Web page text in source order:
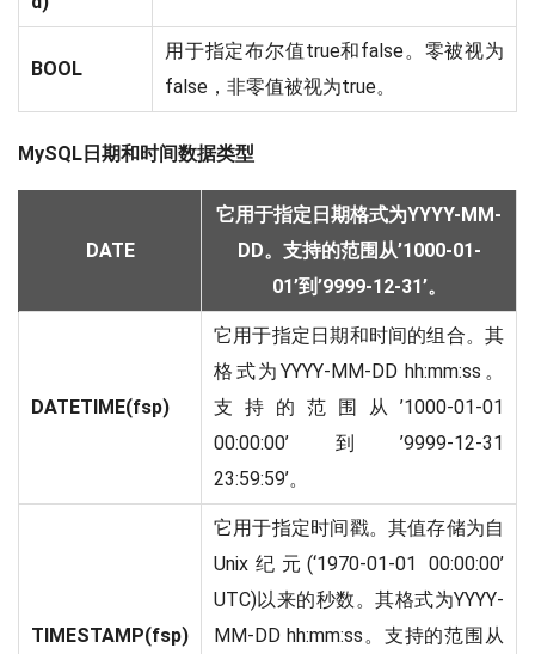
BOOL
用于指定布尔值true和false。零被视为
false，非零值被视为true。
MySQL日期和时间数据类型
DATE
它用于指定日期格式为YYYY-MM-
DD。支持的范围从’1000-01-
01’到’9999-12-31’。
DATETIME(fsp)
它用于指定日期和时间的组合。其
格式为YYYY-MM-DD hh:mm:ss。
支持的范围从’1000-01-01
00:00:00’到’9999-12-31
23:59:59’。
TIMESTAMP(fsp)
它用于指定时间戳。其值存储为自
Unix纪元(‘1970-01-01 00:00:00’
UTC)以来的秒数。其格式为YYYY-
MM-DD hh:mm:ss。支持的范围从